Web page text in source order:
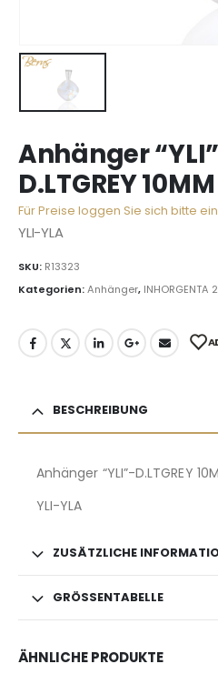
Anhänger
D.LTGREY 10MM
Für Preise loggen Sie sich bitte ein
YLI-YLA
SKU: R13323
Kategorien:Anhänger, INHORGENTA
BESCHREIBUNG
Anhänger “YLI”-D.LTGREY
YLI-YLA
ZUSÄTZLICHE
GRÖSSENTABELLE
ÄHNLICHE PRODUKTE